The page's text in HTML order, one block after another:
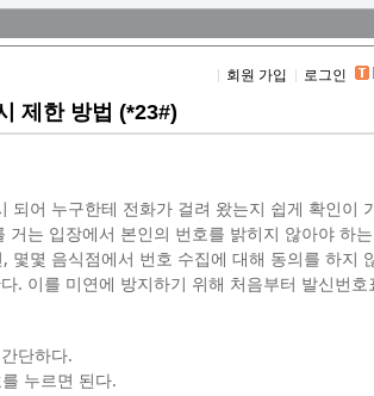
회원 가입 로그인
제한 방법 (*23#)
어 누구한테 전화가 걸려 왔는지 쉽게 확인이
는 입장에서 본인의 번호를 밝히지 않아야 하
몇 음식점에서 번호 수집에 대해 동의를 하지
. 이를 미연에 방지하기 위해 처음부터 발신번호
단하다.
누르면 된다.